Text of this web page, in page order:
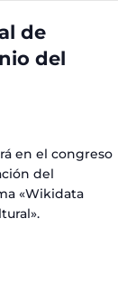
de
del
en el congreso
del
«Wikidata